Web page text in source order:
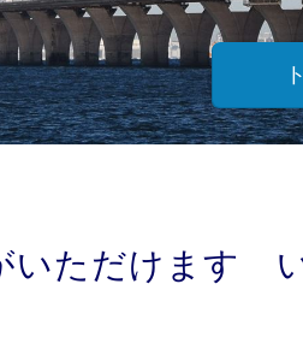
いただけます